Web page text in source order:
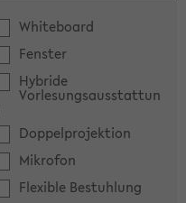
Whiteboard
Fenster
Hybride
Vorlesungsausstattun
Doppelprojektion
Mikrofon
Flexible Bestuhlung